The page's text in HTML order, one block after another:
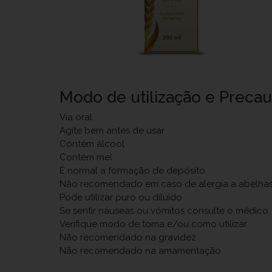
Modo de utilização e
Via oral
Agite bem antes de usar
Contém álcool
Contém mel
É normal a formação de depósito
Não recomendado em caso de alergia a
Pode utilizar puro ou diluído
Se sentir náuseas ou vómitos consulte o médico
Verifique modo de toma e/ou como utilizar
Não recomendado na gravidez
Não recomendado na amamentação